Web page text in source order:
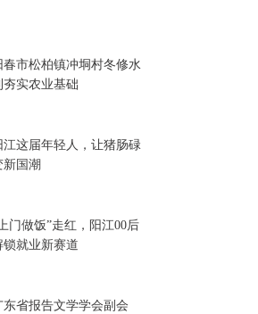
春市松柏镇冲垌村冬修水
夯实农业基础
江这届年轻人，让猪肠碌
新国潮
门做饭”走红，阳江00后
锁就业新赛道
东省报告文学学会副会